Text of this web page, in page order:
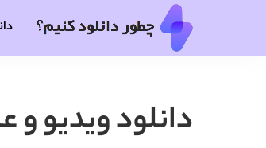
دانلود ویدیو و